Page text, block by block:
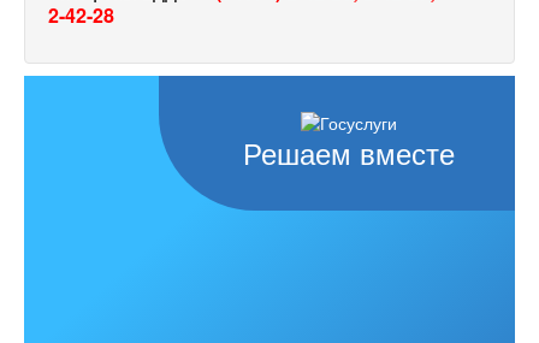
2-42-28
Решаем вместе